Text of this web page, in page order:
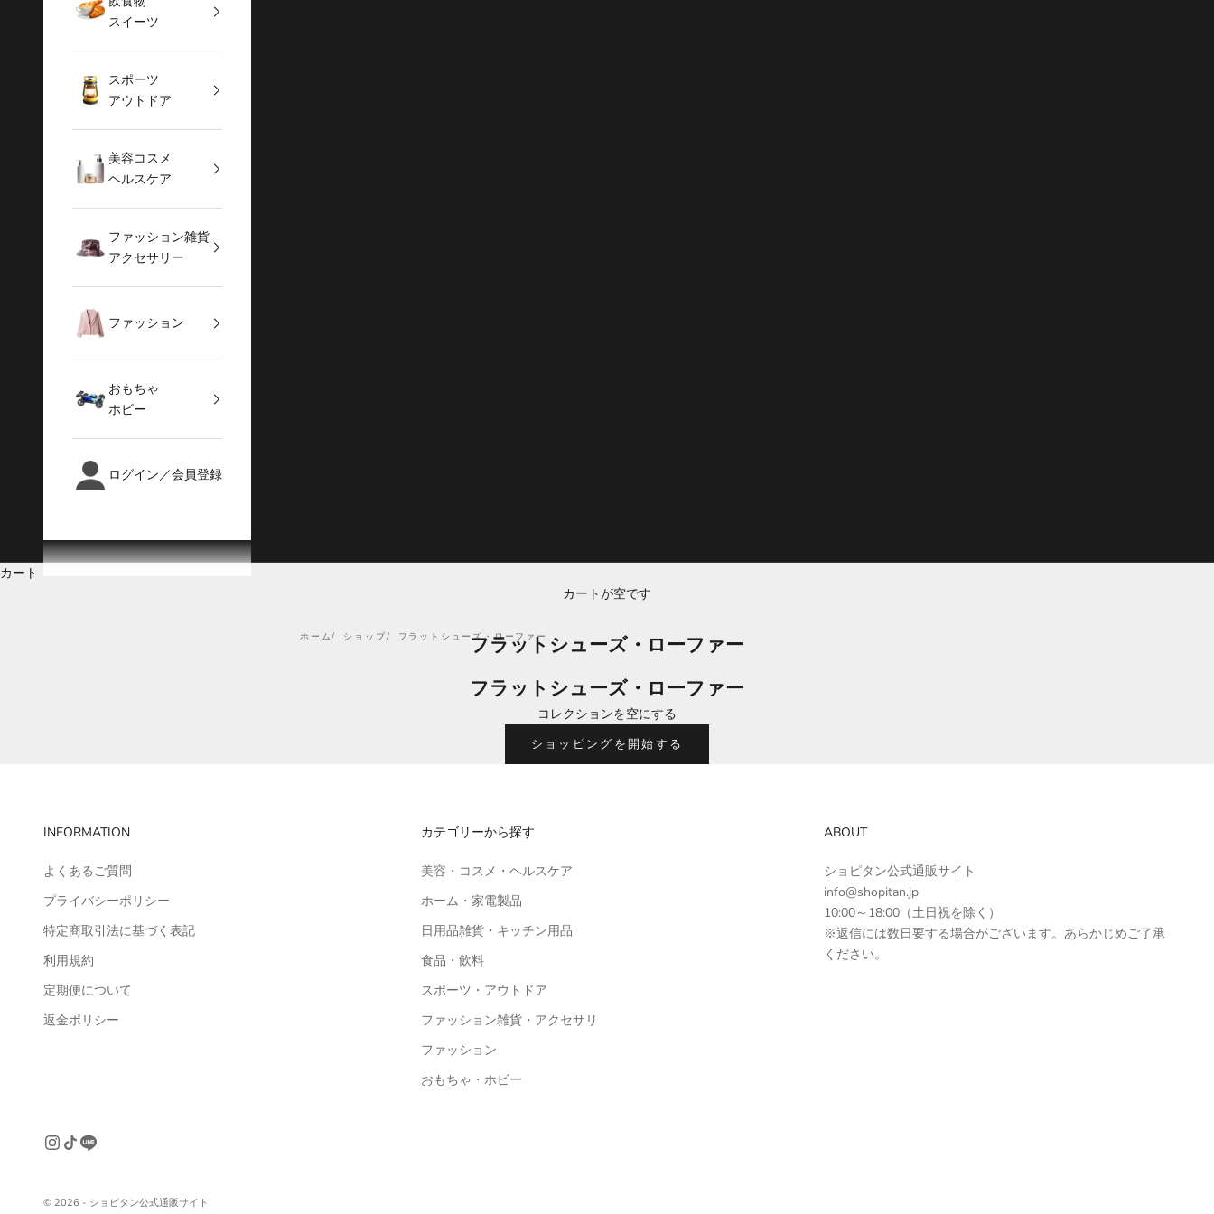
スイーツ
スポーツ
アウトドア
美容コスメ
ヘルスケア
ファッション雑貨
アクセサリー
ファッション
おもちゃ
ホビー
ログイン／会員登録
カート
カートが空です
ホーム ショップ フラットシューズ・ローファーフラットシューズ・ローファー
フラットシューズ・ローファー
コレクションを空にする
ショッピングを開始する
INFORMATION
よくあるご質問
プライバシーポリシー
特定商取引法に基づく表記
利用規約
定期便について
返金ポリシー
カテゴリーから探す
美容・コスメ・ヘルスケア
ホーム・家電製品
日用品雑貨・キッチン用品
食品・飲料
スポーツ・アウトドア
ファッション雑貨・アクセサリ
ファッション
おもちゃ・ホビー
ABOUT
ショピタン公式通販サイト
info@shopitan.jp
10:00～18:00（土日祝を除く）
※返信には数日要する場合がございます。あらかじめご了承
ください。
© 2026 - ショピタン公式通販サイト